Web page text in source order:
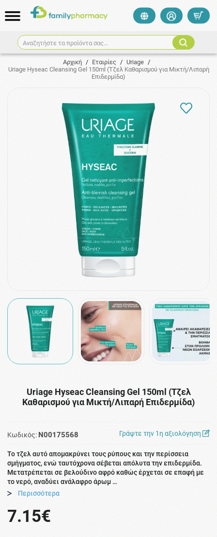
Αναζητήστε τα προϊόντα σας...
Αρχική / Εταιρίες / Uriage /
Uriage Hyseac Cleansing Gel 150ml (Τζελ Καθαρισμού για Μικτή/Λιπαρή
Επιδερμίδα)
Uriage Hyseac Cleansing Gel 150ml (Τζελ
Καθαρισμού για Μικτή/Λιπαρή Επιδερμίδα)
Κωδικός: N00175568 Γράψτε την 1η αξιολόγηση
Το τζελ αυτό απομακρύνει τους ρύπους και την περίσσεια
σμήγματος, ενώ ταυτόχρονα σέβεται απόλυτα την επιδερμίδα.
Μετατρέπεται σε βελούδινο αφρό καθώς έρχεται σε επαφή με
το νερό, αναδύει ανάλαφρο άρωμ …
Περισσότερα
7.15€